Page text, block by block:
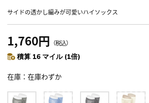
サイドの透かし編みが可愛いハイソックス
1,760円 （税込）
積算 16 マイル (1倍)
在庫 在庫わずか